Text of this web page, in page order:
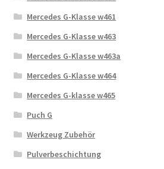
Mercedes G-Klasse w461
Mercedes G-Klasse w463
Mercedes G-Klasse w463a
Mercedes G-Klasse w464
Mercedes G-klasse w465
Puch G
Werkzeug Zubehör
Pulverbeschichtung